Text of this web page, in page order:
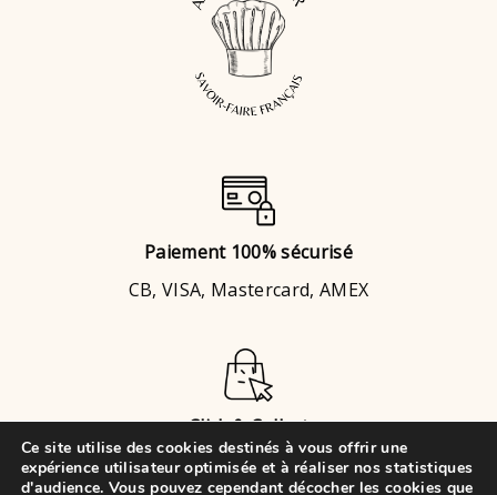
Paiement 100% sécurisé
CB, VISA, Mastercard, AMEX
Click & Collect
BrignaisouChaponost
Ce site utilise des cookies destinés à vous offrir une
expérience utilisateur optimisée et à réaliser nos statistiques
d'audience. Vous pouvez cependant décocher les cookies que